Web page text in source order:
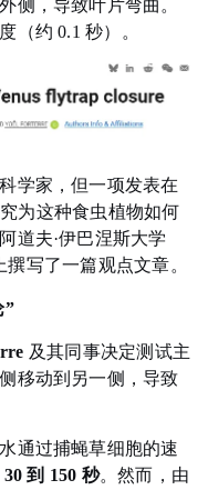
侧，导致叶片弯曲。
（约 0.1 秒）。
学家，但一项发表在
为这种食虫植物如何
道夫·伊巴涅斯大学
写了一篇观点文章。
”
及其同事决定测试主
移动到另一侧，导致
通过捕蝇草细胞的速
30 到 150 秒。然而，由